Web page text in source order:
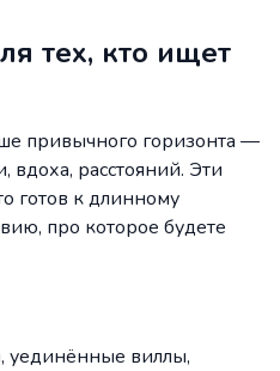
тех, кто ищет
привычного горизонта —
вдоха, расстояний. Эти
готов к длинному
про которое будете
уединённые виллы,